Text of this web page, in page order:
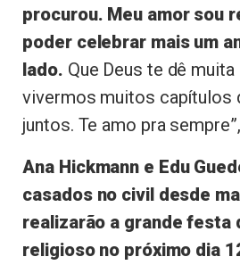
procurou. Meu amor sou
poder celebrar mais um
lado. Que Deus te dê muita
vivermos muitos capítulos
juntos. Te amo pra
Ana Hickmann e Edu
casados no civil desde
realizarão a grande festa
religioso no próximo dia